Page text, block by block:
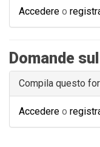
Accedere o
Domande
Compila questo
Accedere o